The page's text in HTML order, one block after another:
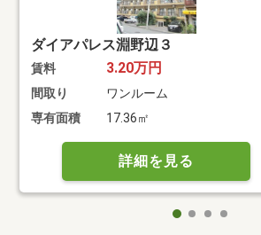
ダイアパレス淵野辺３
賃料 3.20万円
間取り
ワンルーム
専有面積
17.36㎡
詳細を見る